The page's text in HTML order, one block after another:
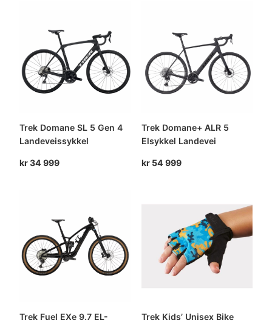
Trek Domane SL 5 Gen 4
Landeveissykkel
kr34 999
Trek Domane+ ALR 5
Elsykkel Landevei
kr54 999
Trek Fuel EXe 9.7 EL-
Trek Kids’ Unisex Bike